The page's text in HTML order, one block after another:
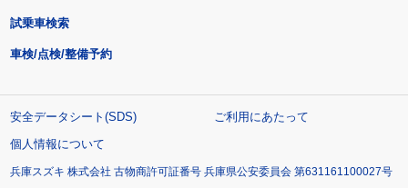
試乗車検索
車検/点検/整備予約
安全データシート(SDS)
ご利用にあたって
個人情報について
兵庫スズキ 株式会社 古物商許可証番号 兵庫県公安委員会 第631161100027号